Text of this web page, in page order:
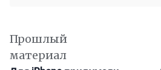
Прошлый
материал